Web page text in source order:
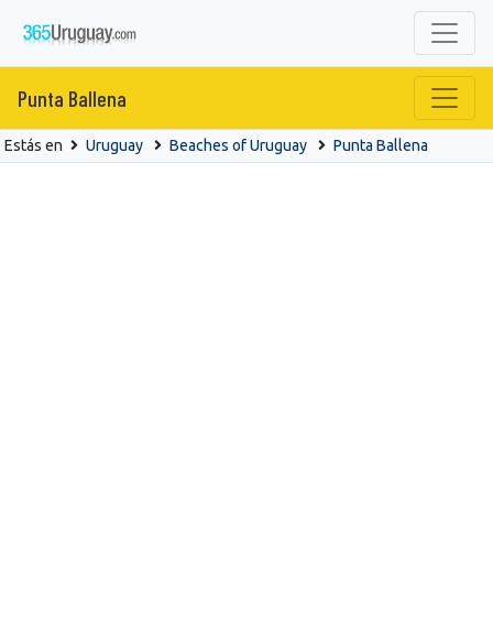
Punta Ballena
Estás en Uruguay Beaches of Uruguay Punta Ballena